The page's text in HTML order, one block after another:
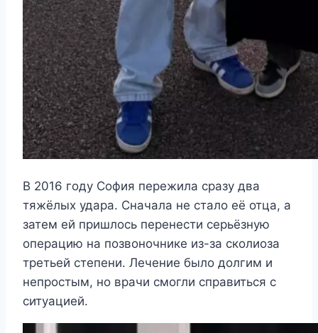
В 2016 году София пережила сразу два
тяжёлых удара. Сначала не стало её отца, а
затем ей пришлось перенести серьёзную
операцию на позвоночнике из-за сколиоза
третьей степени. Лечение было долгим и
непростым, но врачи смогли справиться с
ситуацией.